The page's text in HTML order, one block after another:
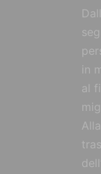
in
al